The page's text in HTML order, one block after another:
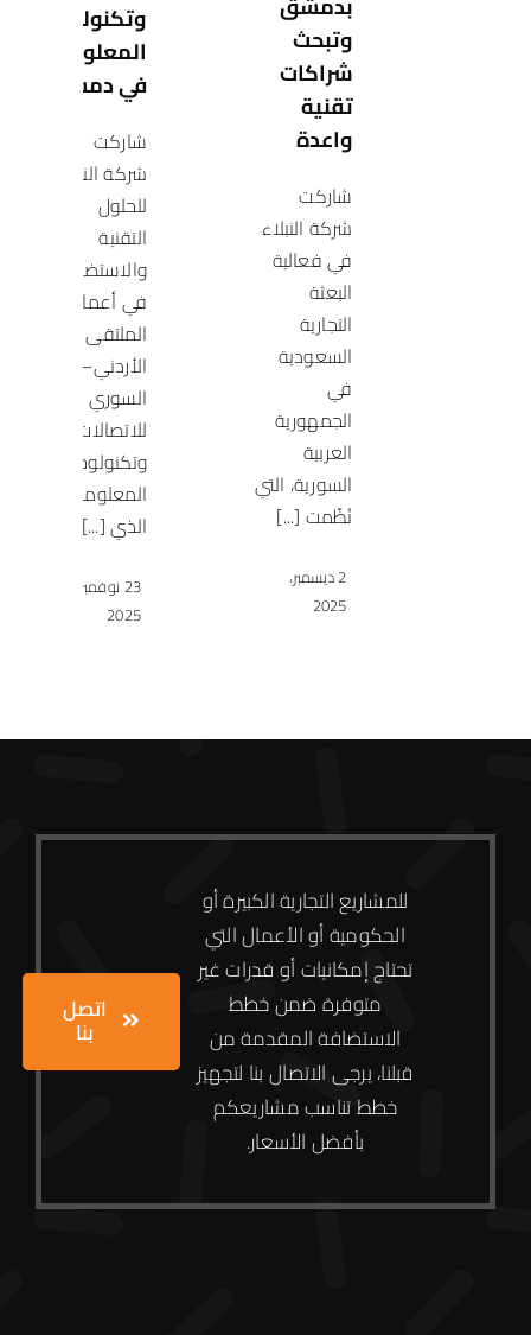
وتبحث
شراكات
تقنية
واعدة
شاركت
شركة النبلاء
في فعالية
البعثة
التجارية
السعودية
في
الجمهورية
العربية
السورية، التي
نُظّمت [...]
2 ديسمبر،
2025
وتكنولوجيا
المعلومات
في دمشق
شاركت
شركة النبلاء
للحلول
التقنية
والاستضافة
في أعمال
الملتقى
الأردني–
السوري
للاتصالات
وتكنولوجيا
المعلومات
الذي [...]
23 نوفمبر،
2025
للمشاريع التجارية الكبيرة أو
الحكومية أو الأعمال التي
تحتاج إمكانيات أو قدرات غير
متوفرة ضمن خطط
الاستضافة المقدمة من
قبلنا، يرجى الاتصال بنا لتجهيز
خطط تناسب مشاريعكم
بأفضل الأسعار.
اتصل
بنا